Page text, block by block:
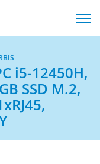
i5-12450H,
SSD M.2,